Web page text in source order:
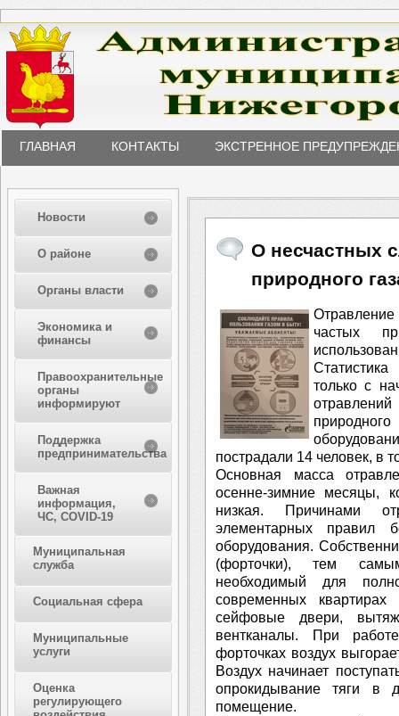
ГЛАВНАЯ КОНТАКТЫ ЭКСТРЕННОЕ
Новости
О районе
Органы власти
Экономика и
финансы
Правоохранительные
органы
информируют
Поддержка
предпринимательства
Важная
информация,
ЧС, COVID-19
Муниципальная
служба
Социальная сфера
Муниципальные
услуги
Оценка
регулирующего
О несчастных
природного
частых
только с
пострадали 14 человек, в
Основная масса
осенне-зимние месяцы,
низкая. Причинами
элементарных правил
оборудования.
(форточки), тем
необходимый для
современных квартирах
сейфовые двери,
вентканалы. При
форточках воздух
Воздух начинает
опрокидывание тяги в
помещение.